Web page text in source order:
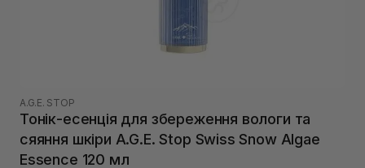
A.G.E. STOP
Тонік-есенція для збереження вологи та
сяяння шкіри A.G.E. Stop Swiss Snow Algae
Essence 120 мл